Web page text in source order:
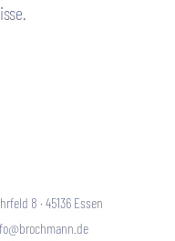
8 · 45136 Essen